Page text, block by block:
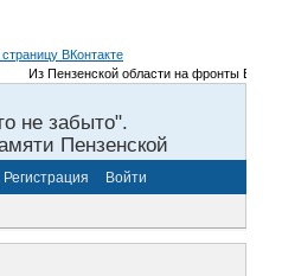
Из Пензенской области на фронты
не забыто".
Пензенской
Регистрация Войти